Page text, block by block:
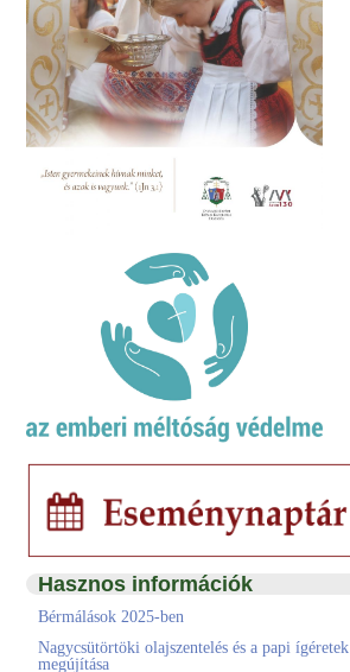
Hasznos információk
Bérmálások 2025-ben
Nagycsütörtöki olajszentelés és a papi ígéretek
megújítása